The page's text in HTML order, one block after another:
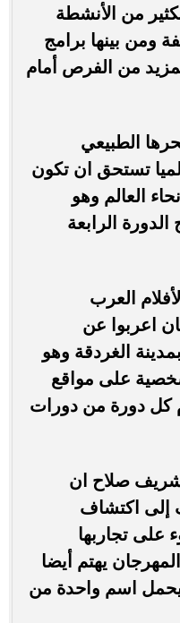
من الأنشطة
ومن بينها برامج
من الفرص أمام
الطبيعي
تستحق ان تكون
العالم وهو
الرابعة
العرب
اعربوا عن
الغردقة وهو
على مواقع
كل دورة من دورات
شريف صلاح ان
إلى اكتشاف
على تجاربها
يهتم أيضا
يحمل اسم واحدة من